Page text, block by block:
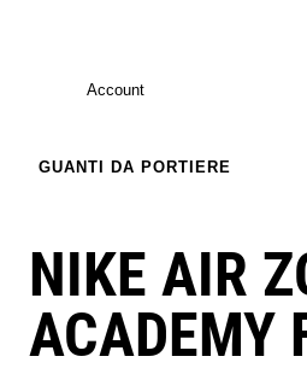
Account
GUANTI DA PORTIERE
NIKE AIR
ACADEMY